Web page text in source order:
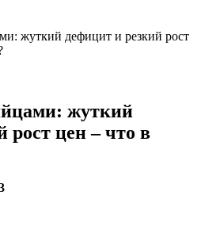
жуткий дефицит и резкий рост
жуткий
рост цен – что в